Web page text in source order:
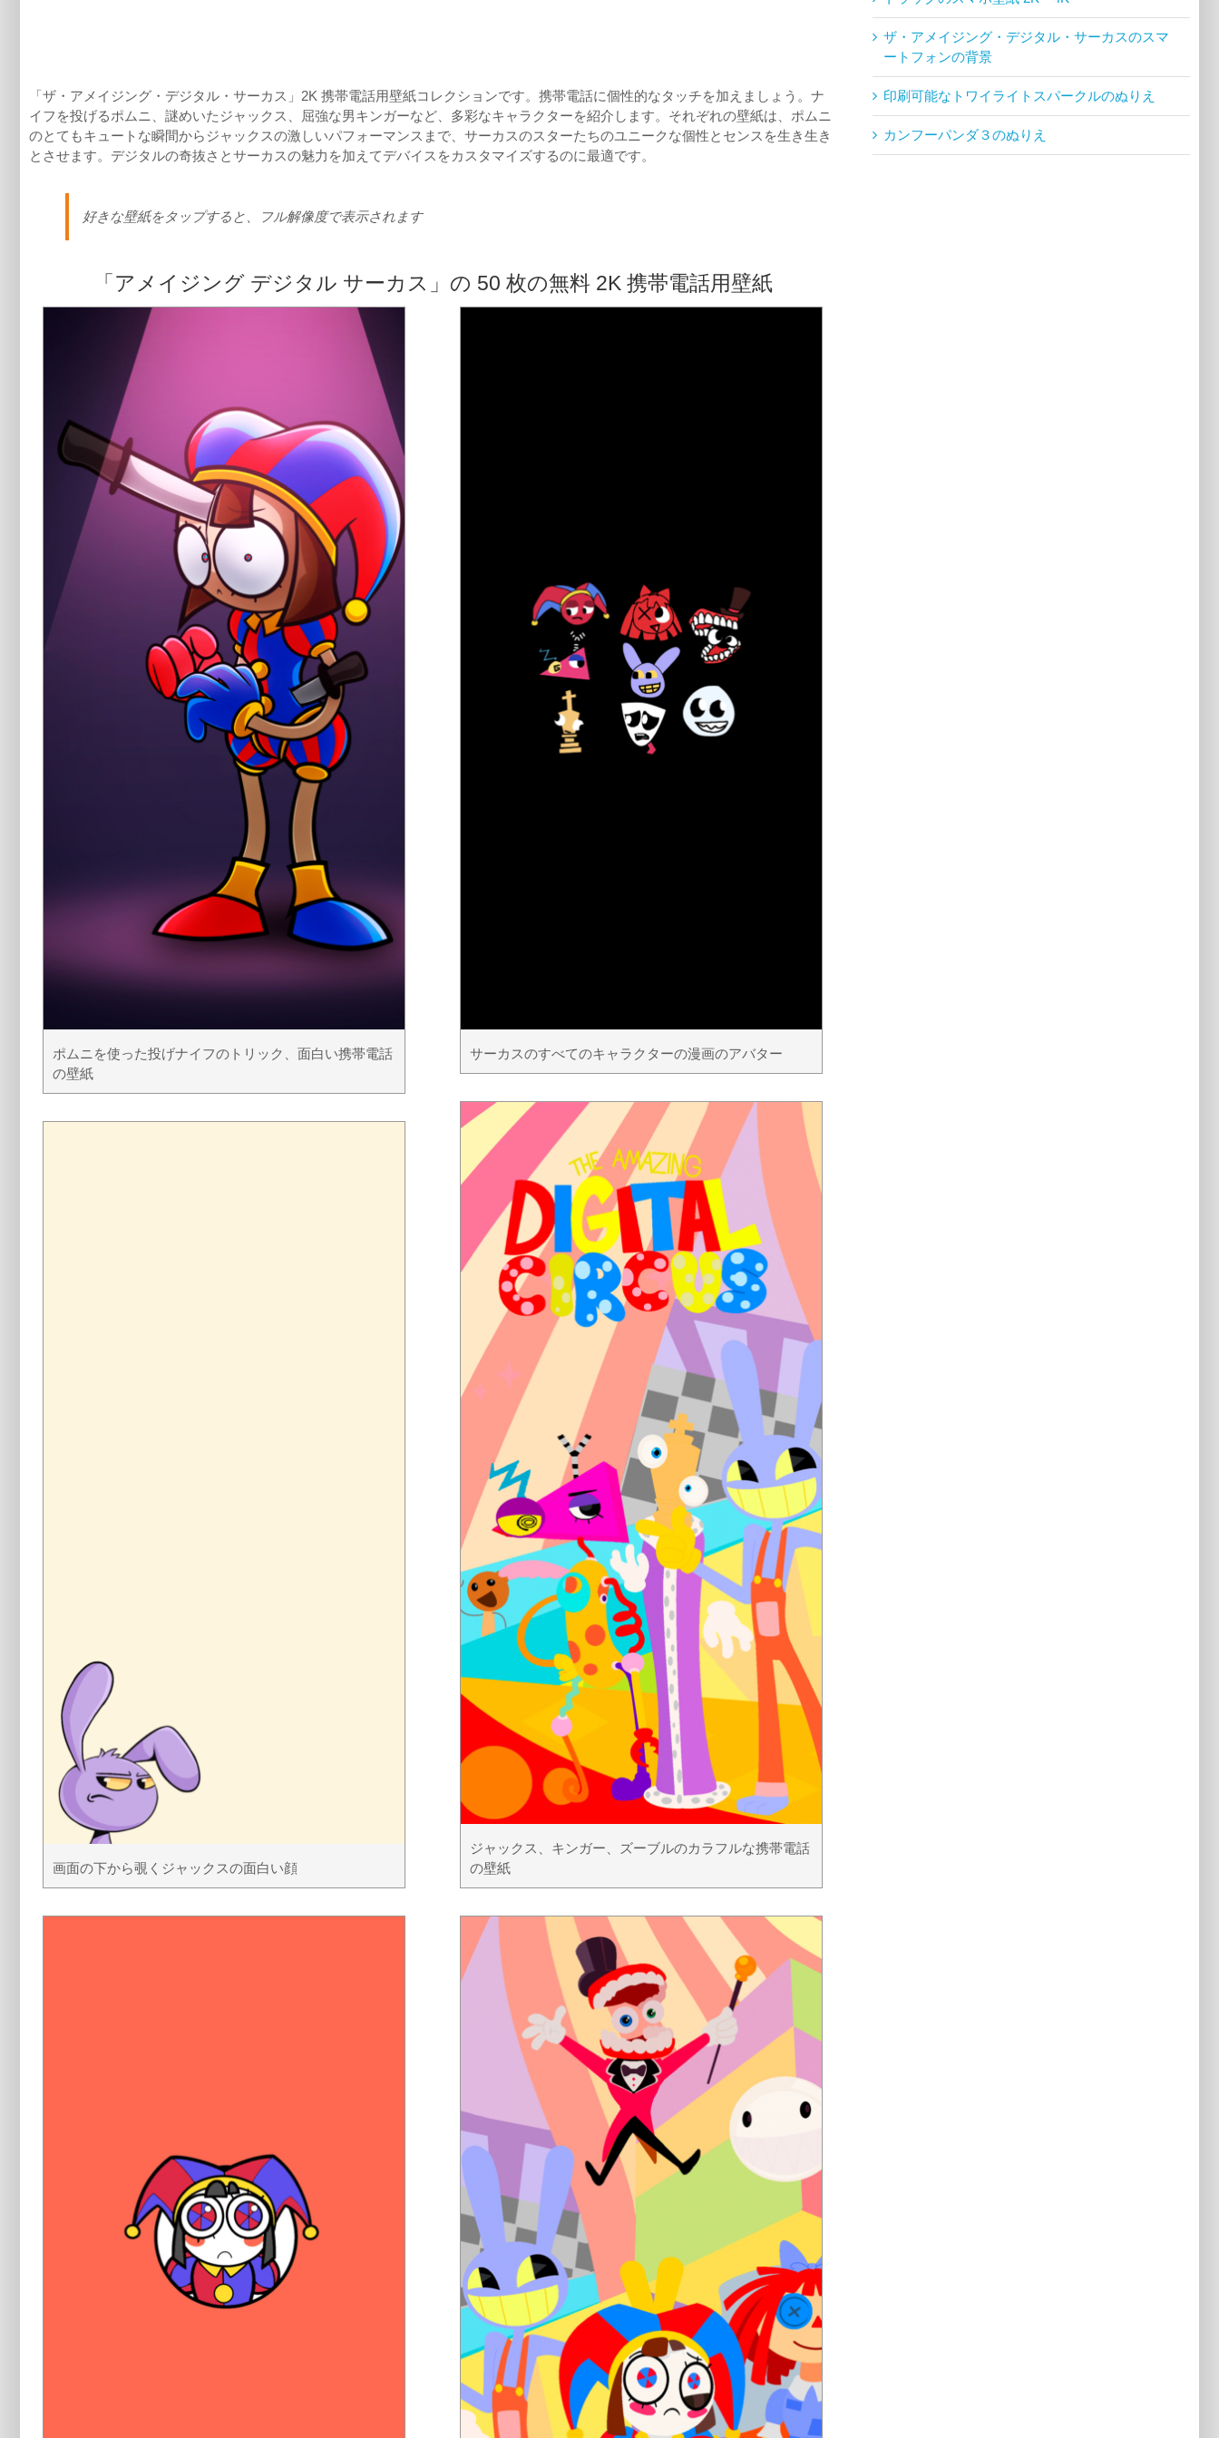
「ザ・アメイジング・デジタル・サーカス」2K 携帯電話用壁紙コレクションです。携帯電話に個性的なタッチを加えましょう。ナ
イフを投げるポムニ、謎めいたジャックス、屈強な男キンガーなど、多彩なキャラクターを紹介します。それぞれの壁紙は、ポムニ
のとてもキュートな瞬間からジャックスの激しいパフォーマンスまで、サーカスのスターたちのユニークな個性とセンスを生き生き
とさせます。デジタルの奇抜さとサーカスの魅力を加えてデバイスをカスタマイズするのに最適です。
好きな壁紙をタップすると、フル解像度で表示されます
「アメイジング デジタル サーカス」の 50 枚の無料 2K 携帯電話用壁紙
ポムニを使った投げナイフのトリック、面白い携帯電話
の壁紙
画面の下から覗くジャックスの面白い顔
サーカスのすべてのキャラクターの漫画のアバター
ジャックス、キンガー、ズーブルのカラフルな携帯電話
の壁紙
ザ・アメイジング・デジタル・サーカスのスマ
ートフォンの背景
印刷可能なトワイライトスパークルのぬりえ
カンフーパンダ３のぬりえ